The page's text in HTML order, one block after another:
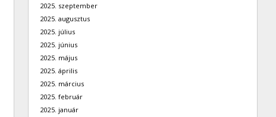
2025. szeptember
2025. augusztus
2025. július
2025. június
2025. május
2025. április
2025. március
2025. február
2025. január